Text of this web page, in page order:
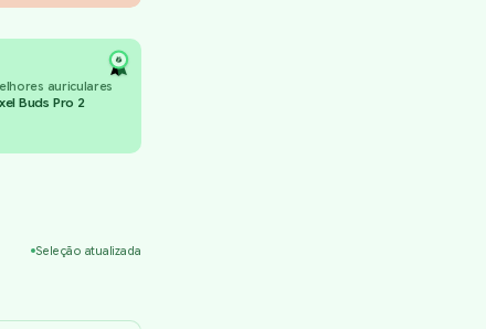
auriculares
Buds Pro 2
Seleção atualizada